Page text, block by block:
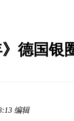
》德国银
编辑